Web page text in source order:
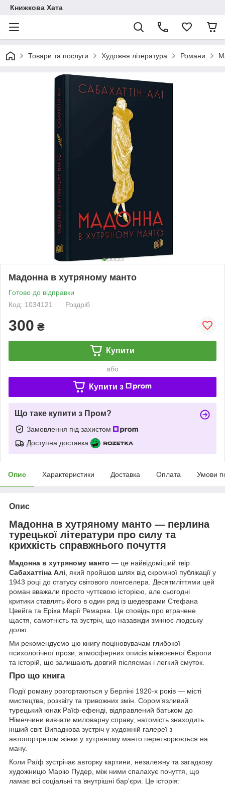
Книжкова Хата
Товари та послуги Художня література Романи
Мадонна в хутряному манто
Готово до відправки
Код: 1034121
Роздріб
300 ₴
Купити
або
Купити з
Що таке купити з Пром?
Замовлення під захистом
Доступна доставка
Опис Характеристики Доставка Оплата Умови
Опис
Мадонна в хутряному манто — перлина
турецької літератури про силу та
крихкість справжнього почуття
Мадонна в хутряному манто — це найвідоміший твір
Сабахаттіна Алі, який пройшов шлях від скромної публікації у
1943 році до статусу світового лонгселера. Десятиліттями цей
роман вважали просто чуттєвою історією, але сьогодні
критики ставлять його в один ряд із шедеврами Стефана
Цвейга та Еріха Марії Ремарка. Це сповідь про втрачене
щастя, самотність та зустріч, що назавжди змінює людську
долю.
Ми рекомендуємо цю книгу поціновувачам глибокої
психологічної прози, атмосферних описів міжвоєнної Європи
та історій, що залишають довгий післясмак і легкий смуток.
Про що книга
Події роману розгортаються у Берліні 1920-х років — місті
мистецтва, розквіту та тривожних змін. Сором’язливий
турецький юнак Раїф-ефенді, відправлений батьком до
Німеччини вивчати миловарну справу, натомість знаходить
інший світ. Випадкова зустріч у художній галереї з
автопортретом жінки у хутряному манто перетворюється на
ману.
Коли Раїф зустрічає авторку картини, незалежну та загадкову
художницю Марію Пудер, між ними спалахує почуття, що
ламає всі соціальні та внутрішні бар'єри. Це історія: